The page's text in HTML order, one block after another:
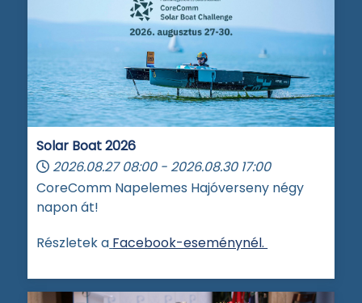
Solar Boat 2026
2026.08.27 08:00 - 2026.08.30 17:00
CoreComm Napelemes Hajóverseny négy
napon át!
Részletek a Facebook-eseménynél.